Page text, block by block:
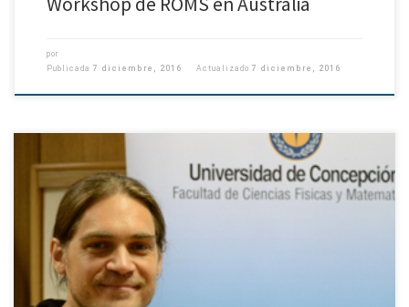
por
Publicada 7 diciembre, 2016 Actualizado 7 diciembre, 2016
El jueves 20 de octubre se presentó en la Universidad de Concepción, los
resultados de una investigación pionera en Chile en el campo de
“Estriaciones”, un tipo de corrientes recientemente […]